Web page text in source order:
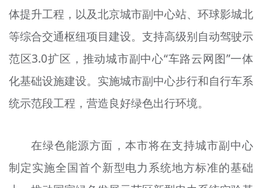
体提升工程，以及北京城市副中心站、环球影城北
等综合交通枢纽项目建设。支持高级别自动驾驶示
范区3.0扩区，推动城市副中心“车路云网图”一体
化基础设施建设。实施城市副中心步行和自行车系
统示范段工程，营造良好绿色出行环境。
在绿色能源方面，本市将在支持城市副中心
制定实施全国首个新型电力系统地方标准的基础